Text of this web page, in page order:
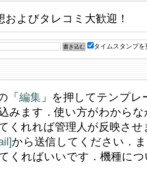
およびタレコミ大歓迎！
タイムスタンプを
「 編集 」を押してテンプ
みます．使い方がわから
くれれば管理人が反映さ
から送信してください．
くればいいです．機種に